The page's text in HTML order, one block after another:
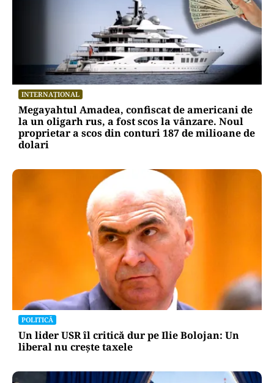
INTERNAȚIONAL
Megayahtul Amadea, confiscat de americani de
la un oligarh rus, a fost scos la vânzare. Noul
proprietar a scos din conturi 187 de milioane de
dolari
POLITICĂ
Un lider USR îl critică dur pe Ilie Bolojan: Un
liberal nu crește taxele